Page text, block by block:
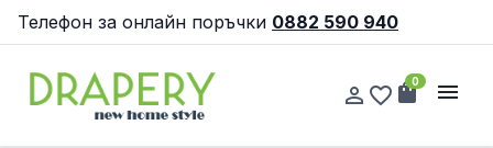
Телефон за онлайн поръчки 0882 590 940
person_outline favorite_border shopping_bag
0 menu